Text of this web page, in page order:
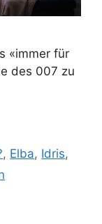
«immer für
des 007 zu
, Elba, Idris,